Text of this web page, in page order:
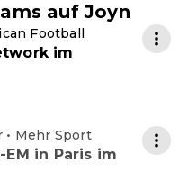
auf Joyn
Football
im
• Mehr Sport
in Paris im